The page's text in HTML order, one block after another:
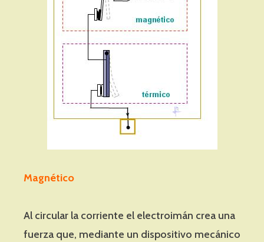
Magnético
Al circular la corriente el electroimán crea una
fuerza que, mediante un dispositivo mecánico